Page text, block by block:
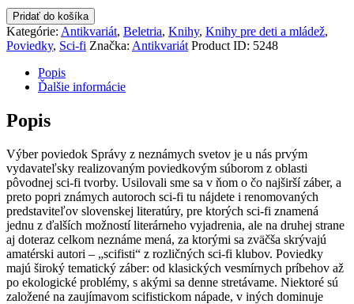
množstvo
Správy
z
neznámych
svetov
Pridať do košíka
Kategórie: Antikvariát, Beletria, Knihy, Knihy pre deti a mládež,
Poviedky, Sci-fi Značka: Antikvariát Product ID: 5248
Popis
Ďalšie informácie
Popis
Výber poviedok Správy z neznámych svetov je u nás prvým
vydavateľsky realizovaným poviedkovým súborom z oblasti
pôvodnej sci-fi tvorby. Usilovali sme sa v ňom o čo najširší záber, a
preto popri známych autoroch sci-fi tu nájdete i renomovaných
predstaviteľov slovenskej literatúry, pre ktorých sci-fi znamená
jednu z ďalších možností literárneho vyjadrenia, ale na druhej strane
aj doteraz celkom neznáme mená, za ktorými sa zväčša skrývajú
amatérski autori – „scifisti“ z rozličných sci-fi klubov. Poviedky
majú široký tematický záber: od klasických vesmírnych príbehov až
po ekologické problémy, s akými sa denne stretávame. Niektoré sú
založené na zaujímavom scifistickom nápade, v iných dominuje